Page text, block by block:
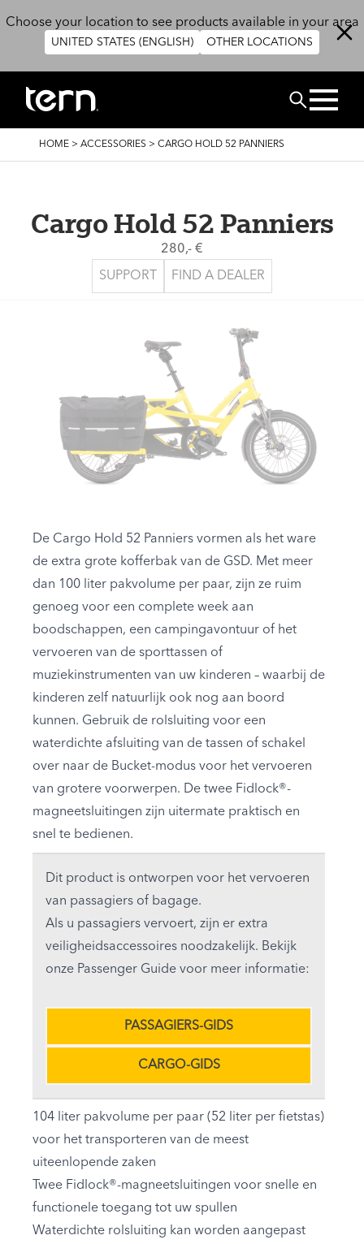
Choose your location to see products available in your area
UNITED STATES (ENGLISH) OTHER LOCATIONS
ZOEK
KRUIMELPAD
HOME > ACCESSORIES > CARGO HOLD 52 PANNIERS
Cargo Hold 52 Panniers
280,- €
SUPPORT FIND A DEALER
De Cargo Hold 52 Panniers vormen als het ware
de extra grote kofferbak van de GSD. Met meer
dan 100 liter pakvolume per paar, zijn ze ruim
genoeg voor een complete week aan
boodschappen, een campingavontuur of het
vervoeren van de sporttassen of
muziekinstrumenten van uw kinderen – waarbij de
kinderen zelf natuurlijk ook nog aan boord
kunnen. Gebruik de rolsluiting voor een
waterdichte afsluiting van de tassen of schakel
over naar de Bucket-modus voor het vervoeren
van grotere voorwerpen. De twee Fidlock®-
magneetsluitingen zijn uitermate praktisch en
snel te bedienen.
Dit product is ontworpen voor het vervoeren
van passagiers of bagage.
Als u passagiers vervoert, zijn er extra
veiligheidsaccessoires noodzakelijk. Bekijk
onze Passenger Guide voor meer informatie:
PASSAGIERS-GIDS
CARGO-GIDS
104 liter pakvolume per paar (52 liter per fietstas)
voor het transporteren van de meest
uiteenlopende zaken
Twee Fidlock®-magneetsluitingen voor snelle en
functionele toegang tot uw spullen
Waterdichte rolsluiting kan worden aangepast